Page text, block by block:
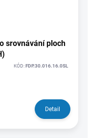
srovnávání ploch
KÓD:FDP.30.016.16.0SL
Detail